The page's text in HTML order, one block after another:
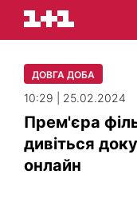
ДОВГА ДОБА
10:29 | 25.02.2024
Прем'єра
дивіться
онлайн